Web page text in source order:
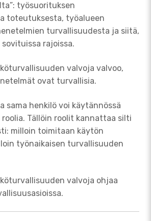
työsuorituksen
toteutuksesta, työalueen
turvallisuudesta ja siitä,
rajoissa.
valvoja valvoo,
ovat turvallisia.
sama henkilö voi käytännössä
roolia. Tällöin roolit kannattaa silti
milloin toimitaan käytön
työnaikaisen turvallisuuden
valvoja ohjaa